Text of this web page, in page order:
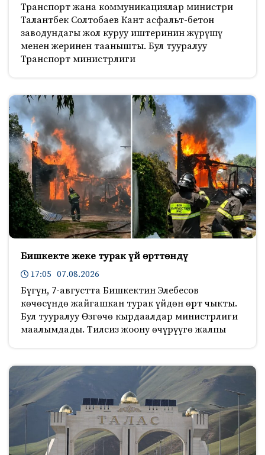
Транспорт жана коммуникациялар министри
Талантбек Солтобаев Кант асфальт-бетон
заводундагы жол куруу иштеринин жүрүшү
менен жеринен таанышты. Бул тууралуу
Транспорт министрлиги
Бишкекте жеке турак үй өрттөндү
17:05 07.08.2026
Бүгүн, 7-августта Бишкектин Элебесов
көчөсүндө жайгашкан турак үйдөн өрт чыкты.
Бул тууралуу Өзгөчө кырдаалдар министрлиги
маалымдады. Тилсиз жоону өчүрүүгө жалпы